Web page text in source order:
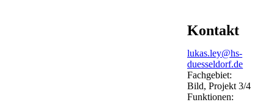
Kontakt
lukas.ley@hs-
duesseldorf.de
Fachgebiet:
Bild, Projekt 3/4
Funktionen: